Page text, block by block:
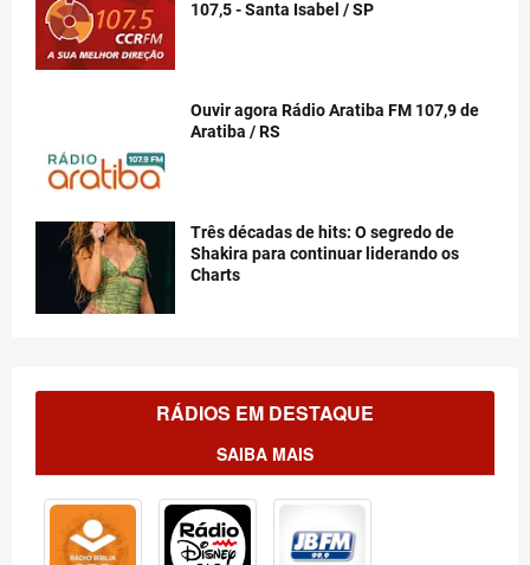
107,5 - Santa Isabel / SP
Ouvir agora Rádio Aratiba FM 107,9 de
Aratiba / RS
Três décadas de hits: O segredo de
Shakira para continuar liderando os
Charts
RÁDIOS EM DESTAQUE
SAIBA MAIS